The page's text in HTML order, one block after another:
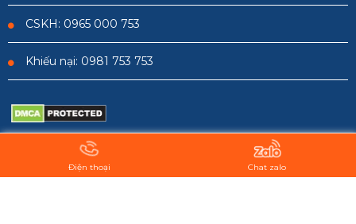
CSKH: 0965 000 753
Khiếu nại: 0981 753 753
Copyright © 2023 - Công Ty Vận Tải Quốc Vương. All rights
reserved.Design by i-web.vn
Điện thoại Chat zalo